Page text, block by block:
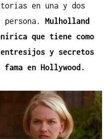
en una y dos
persona. Mulholland
que tiene como
y secretos
en Hollywood.